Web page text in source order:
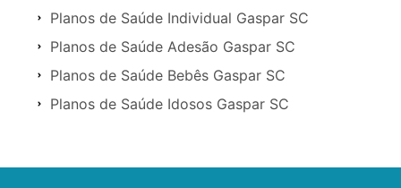
Planos de Saúde Individual Gaspar SC
Planos de Saúde Adesão Gaspar SC
Planos de Saúde Bebês Gaspar SC
Planos de Saúde Idosos Gaspar SC